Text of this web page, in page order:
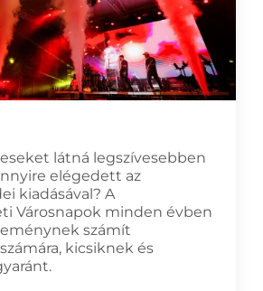
látná legszívesebben
elégedett az
kiadásával? A
Városnapok minden évben
számít
kicsiknek és